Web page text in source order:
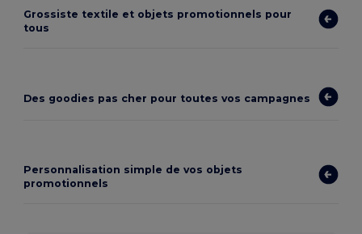
Grossiste textile et objets promotionnels pour
tous
Des goodies pas cher pour toutes vos campagnes
Personnalisation simple de vos objets
promotionnels